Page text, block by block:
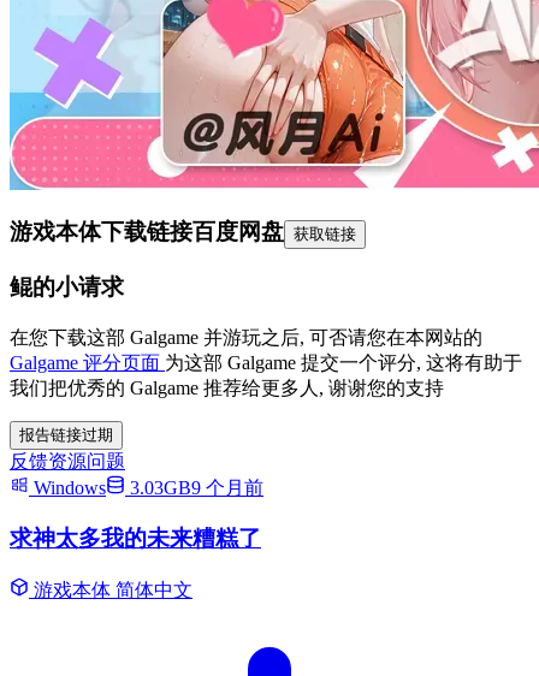
游戏本体下载链接百度网盘 获取链接
鲲的小请求
在您下载这部 Galgame 并游玩之后, 可否请您在本网站的
Galgame 评分页面 为这部 Galgame 提交一个评分, 这将有助于
我们把优秀的 Galgame 推荐给更多人, 谢谢您的支持
报告链接过期
反馈资源问题
Windows
3.03GB9 个月前
求神太多我的未来糟糕了
游戏本体 简体中文